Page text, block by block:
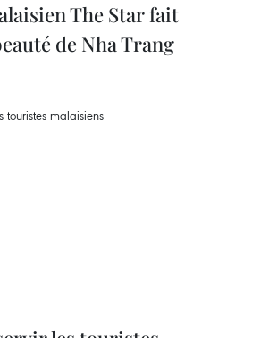
The Star fait
de Nha Trang